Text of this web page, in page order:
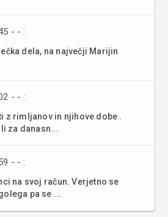
- - :
dela, na največji Marijin
- - :
z rimljanov in njihove dobe .
za danasn...
- - :
na svoj račun. Verjetno se
pa se ...